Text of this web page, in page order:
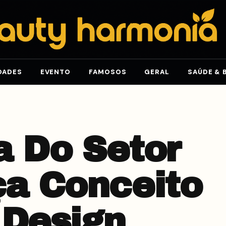
EVENTO FAMOSOS GERAL SAÚDE &
Do Setor
Conceito